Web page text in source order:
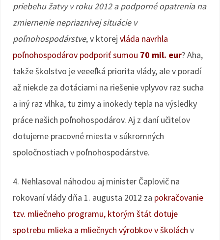
priebehu žatvy v roku 2012 a podporné opatrenia na
zmiernenie nepriaznivej situácie v
poľnohospodárstve, v ktorej vláda navrhla
poľnohospodárov podporiť sumou 70 mil. eur? Aha,
takže školstvo je veeeľká priorita vlády, ale v poradí
až niekde za dotáciami na riešenie vplyvov raz sucha
a iný raz vlhka, tu zimy a inokedy tepla na výsledky
práce našich poľnohospodárov. Aj z daní učiteľov
dotujeme pracovné miesta v súkromných
spoločnostiach v poľnohospodárstve.
4. Nehlasoval náhodou aj minister Čaplovič na
rokovaní vlády dňa 1. augusta 2012 za pokračovanie
tzv. mliečneho programu, ktorým štát dotuje
spotrebu mlieka a mliečnych výrobkov v školách v